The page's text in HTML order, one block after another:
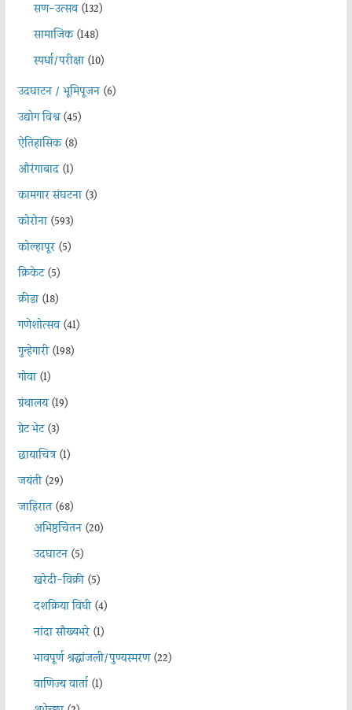
सण-उत्सव(132)
सामाजिक(148)
स्पर्धा/परीक्षा(10)
उदघाटन / भूमिपूजन(6)
उद्योग विश्व(45)
ऐतिहासिक(8)
औरंगाबाद(1)
कामगार संघटना(3)
कोरोना(593)
कोल्हापूर(5)
क्रिकेट(5)
क्रीडा(18)
गणेशोत्सव(41)
गुन्हेगारी(198)
गोवा(1)
ग्रंथालय(19)
ग्रेट भेट(3)
छायाचित्र(1)
जयंती(29)
जाहिरात(68)
अभिष्ठचिंतन(20)
उदघाटन(5)
खरेदी-विक्री(5)
दशक्रिया विधी(4)
नांदा सौख्यभरे(1)
भावपूर्ण श्रद्धांजली/पुण्यस्मरण(22)
वाणिज्य वार्ता(1)